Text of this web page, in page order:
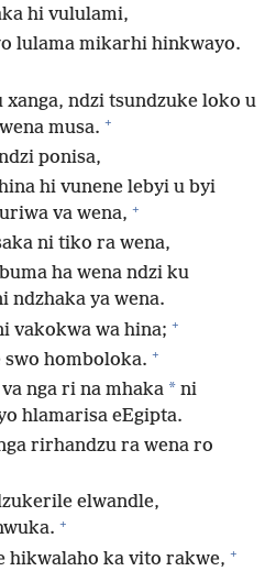
hi vululami,
lulama mikarhi hinkwayo.
xanga, ndzi tsundzuke loko u
musa. +
ponisa,
hi vunene lebyi u byi
va wena, +
ni tiko ra wena,
ha wena ndzi ku
ndzhaka ya wena.
vakokwa wa hina; +
homboloka. +
nga ri na mhaka * ni
hlamarisa eEgipta.
rirhandzu ra wena ro
elwandle,
+
hikwalaho ka vito rakwe, +